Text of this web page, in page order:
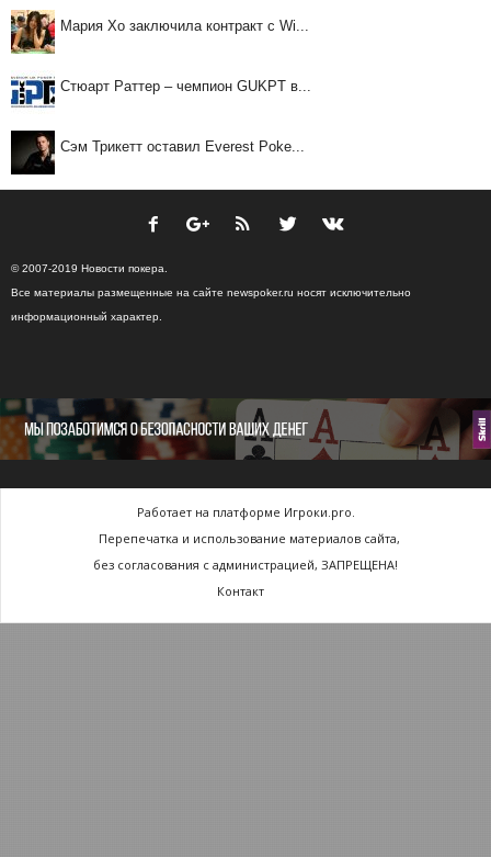
Мария Хо заключила контракт с Wi...
Стюарт Раттер – чемпион GUKPT в...
Сэм Трикетт оставил Everest Poke...
© 2007-2019 Новости покера.
Все материалы размещенные на сайте newspoker.ru носят исключительно
информационный характер.
Работает на платформе Игроки.pro.
Перепечатка и использование материалов сайта,
без согласования с администрацией, ЗАПРЕЩЕНА!
Контакт